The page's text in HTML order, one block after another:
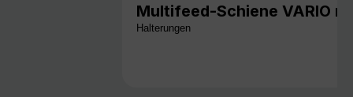
Multifeed-Schiene VARIO
Halterungen